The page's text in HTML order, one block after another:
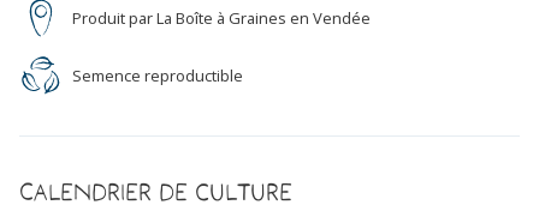
Produit par La Boîte à Graines en Vendée
Semence reproductible
Calendrier de culture